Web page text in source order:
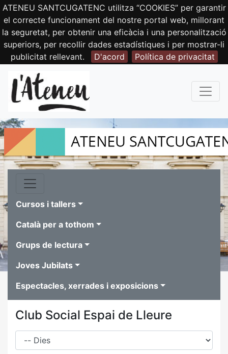
ATENEU SANTCUGATENC utilitza “COOKIES” per garantir
el correcte funcionament del nostre portal web, millorant
la seguretat, per obtenir una eficàcia i una personalització
superiors, per recollir dades estadístiques i per mostrar-li
publicitat rellevant.
D'acord Política de privacitat
Cursos i tallers
Català per a tothom
Grups de lectura
Joves Jubilats
Espectacles, xerrades i exposicions
Club Social Espai de Lleure
Dies